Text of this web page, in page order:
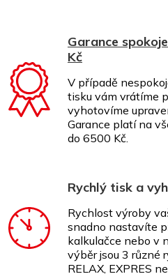
Garance
Kč
V případě
tisku vám vrátíme
vyhotovíme
Garance platí na
do 6500 Kč.
Rychlý tisk a
Rychlost výroby
snadno nastavíte
kalkulačce nebo v
výběr jsou 3 různé
RELAX, EXPRES